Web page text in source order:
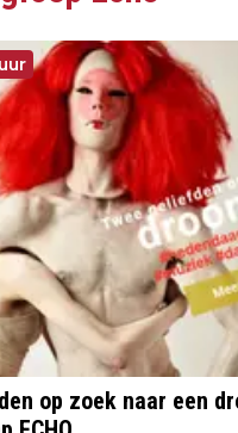
op zoek naar een